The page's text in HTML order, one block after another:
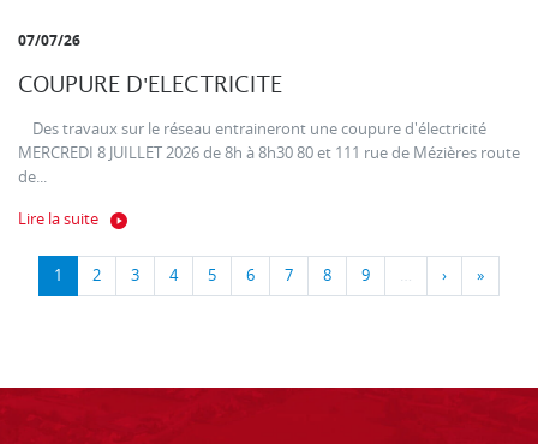
07/07/26
COUPURE D'ELECTRICITE
Des travaux sur le réseau entraineront une coupure d'électricité
MERCREDI 8 JUILLET 2026 de 8h à 8h30 80 et 111 rue de Mézières route
de...
Lire la suite
1 2 3 4 5 6 7 8 9 … › »